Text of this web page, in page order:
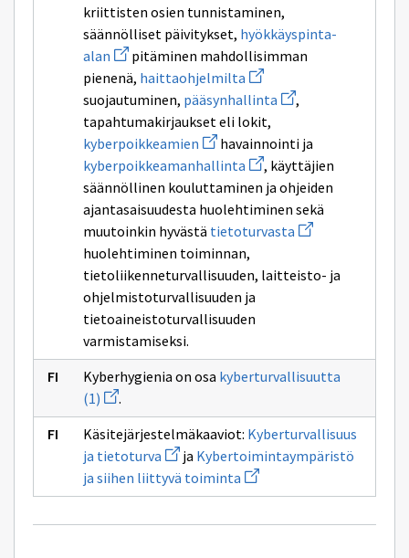
kriittisten osien tunnistaminen,
säännölliset päivitykset, hyökkäyspinta-
alan Avaa
uuden
ikkunan
sivulle
hyökkäyspinta-
alan
pitäminen mahdollisimman
pienenä, haittaohjelmilta Avaa
uuden
ikkunan
sivulle
haittaohjelmilta
suojautuminen, pääsynhallinta Avaa
uuden
sivulle
pääsynhallinta
,
tapahtumakirjaukset eli lokit,
kyberpoikkeamien Avaa
uuden
ikkunan
sivulle
kyberpoikkeamien
havainnointi ja
kyberpoikkeamanhallinta Avaa
uuden
ikkunan
sivulle
kyberpoikkeamanhallinta
, käyttäjien
säännöllinen kouluttaminen ja ohjeiden
ajantasaisuudesta huolehtiminen sekä
muutoinkin hyvästä tietoturvasta Avaa
uuden
sivulle
tietoturvasta
huolehtiminen toiminnan,
tietoliikenneturvallisuuden, laitteisto- ja
ohjelmistoturvallisuuden ja
tietoaineistoturvallisuuden
varmistamiseksi.
Kyberhygienia on osa kyberturvallisuutta
(1) Avaa
uuden
ikkunan
sivulle
kyberturvallisuutta
(1)
.
Käsitejärjestelmäkaaviot: Kyberturvallisuus
ja tietoturva Avaa
uuden
ikkunan
sivulle
ja
ja Kybertoimintaympäristö
ja siihen liittyvä toiminta Avaa
uuden
ikkunan